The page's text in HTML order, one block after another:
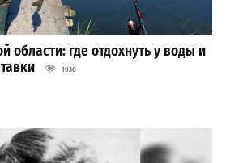
области: где отдохнуть у воды и
1030